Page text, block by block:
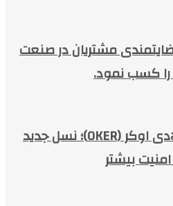
مشتریان در صنعت
را کسب نمود.
معرفی کرکره فولادی اوکر (OKER)؛ نسل جدید
بیشتر